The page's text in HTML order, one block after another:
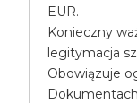
EUR.
Konieczny
legitymacja
Obowiązuje